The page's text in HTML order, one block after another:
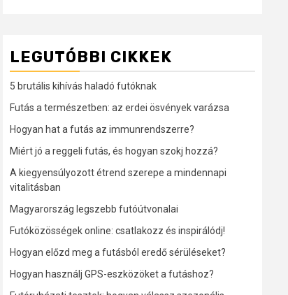
LEGUTÓBBI CIKKEK
5 brutális kihívás haladó futóknak
Futás a természetben: az erdei ösvények varázsa
Hogyan hat a futás az immunrendszerre?
Miért jó a reggeli futás, és hogyan szokj hozzá?
A kiegyensúlyozott étrend szerepe a mindennapi
vitalitásban
Magyarország legszebb futóútvonalai
Futóközösségek online: csatlakozz és inspirálódj!
Hogyan előzd meg a futásból eredő sérüléseket?
Hogyan használj GPS-eszközöket a futáshoz?